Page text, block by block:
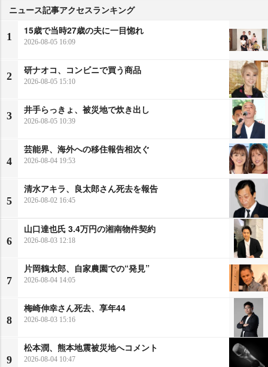
ニュース記事アクセスランキング
1
15歳で当時27歳の夫に一目惚れ
2026-08-05 16:09
2
研ナオコ、コンビニで買う商品
2026-08-05 15:10
3
井手らっきょ、被災地で炊き出し
2026-08-05 10:39
4
芸能界、海外への移住報告相次ぐ
2026-08-04 19:53
5
清水アキラ、良太郎さん死去を報告
2026-08-02 16:45
6
山口達也氏 3.4万円の湘南物件契約
2026-08-03 12:18
7
片岡鶴太郎、自家農園での“発見”
2026-08-04 14:05
8
梅崎伸幸さん死去、享年44
2026-08-03 15:16
9
松本潤、熊本地震被災地へコメント
2026-08-04 10:47